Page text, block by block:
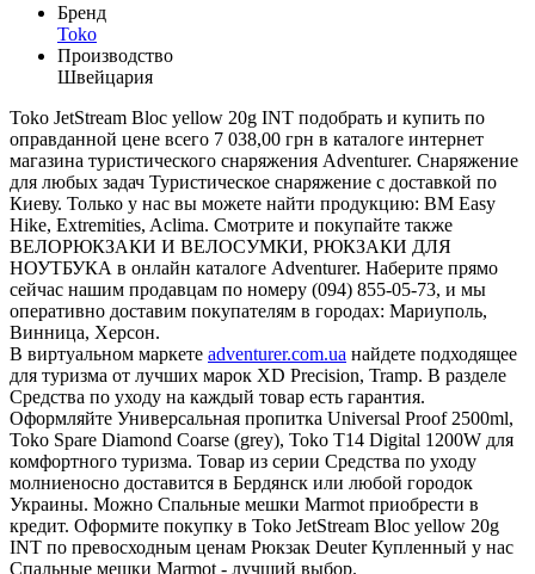
Бренд
Toko
Производство
Швейцария
Toko JetStream Bloc yellow 20g INT подобрать и купить по
оправданной цене всего 7 038,00 грн в каталоге интернет
магазина туристического снаряжения Adventurer. Снаряжение
для любых задач Туристическое снаряжение с доставкой по
Киеву. Только у нас вы можете найти продукцию: BM Easy
Hike, Extremities, Aclima. Смотрите и покупайте также
ВЕЛОРЮКЗАКИ И ВЕЛОСУМКИ, РЮКЗАКИ ДЛЯ
НОУТБУКА в онлайн каталоге Adventurer. Наберите прямо
сейчас нашим продавцам по номеру (094) 855-05-73, и мы
оперативно доставим покупателям в городах: Мариуполь,
Винница, Херсон.
В виртуальном маркете adventurer.com.ua найдете подходящее
для туризма от лучших марок XD Precision, Tramp. В разделе
Средства по уходу на каждый товар есть гарантия.
Оформляйте Универсальная пропитка Universal Proof 2500ml,
Toko Spare Diamond Coarse (grey), Toko T14 Digital 1200W для
комфортного туризма. Товар из серии Средства по уходу
молниеносно доставится в Бердянск или любой городок
Украины. Можно Спальные мешки Marmot приобрести в
кредит. Оформите покупку в Toko JetStream Bloc yellow 20g
INT по превосходным ценам Рюкзак Deuter Купленный у нас
Спальные мешки Marmot - лучший выбор.